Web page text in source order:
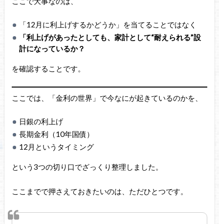
「12月に利上げするかどうか」を当てることではなく
「利上げがあったとしても、家計として“耐えられる”設
計になっているか？
を確認することです。
ここでは、「金利の世界」で今なにが起きているのかを、
日銀の利上げ
長期金利（10年国債）
12月というタイミング
という3つの切り口でざっくり整理しました。
ここまでで押さえておきたいのは、ただひとつです。